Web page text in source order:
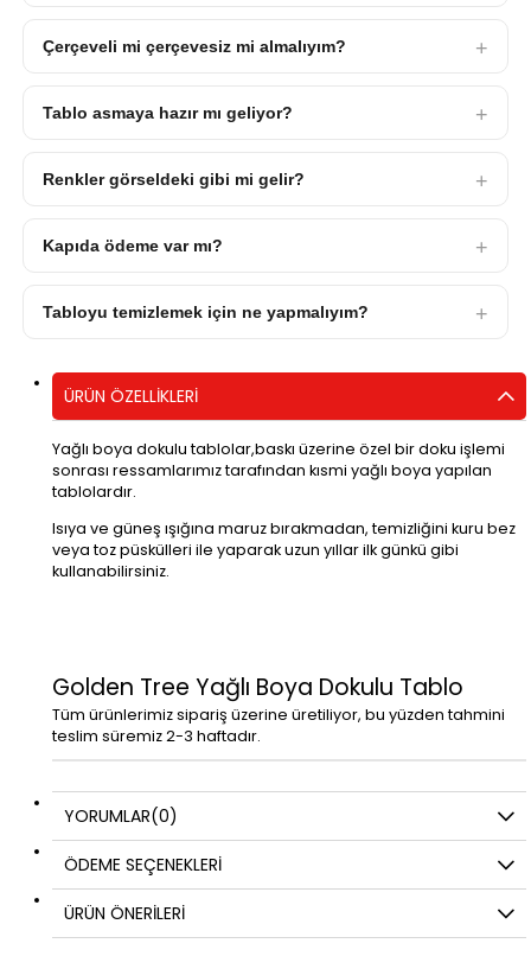
Çerçeveli mi çerçevesiz mi almalıyım?
Tablo asmaya hazır mı geliyor?
Renkler görseldeki gibi mi gelir?
Kapıda ödeme var mı?
Tabloyu temizlemek için ne yapmalıyım?
ÜRÜN ÖZELLIKLERI
Yağlı boya dokulu tablolar,baskı üzerine özel bir doku işlemi
sonrası ressamlarımız tarafından kısmi yağlı boya yapılan
tablolardır.
Isıya ve güneş ışığına maruz bırakmadan, temizliğini kuru bez
veya toz püskülleri ile yaparak uzun yıllar ilk günkü gibi
kullanabilirsiniz.
Golden Tree Yağlı Boya Dokulu Tablo
Tüm ürünlerimiz sipariş üzerine üretiliyor, bu yüzden tahmini
teslim süremiz 2-3 haftadır.
YORUMLAR(0)
ÖDEME SEÇENEKLERI
ÜRÜN ÖNERILERI